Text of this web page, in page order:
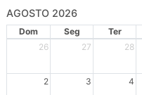
AGOSTO 2026
Dom Seg Ter
26
27 28
2 3 4